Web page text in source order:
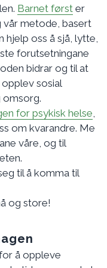
Barnet først er
vår metode, basert
hjelp oss å sjå, lytte,
forutsetningane
bidrar og til at
sosial
omsorg.
for psykisk helse,
om kvarandre. Me
våre, og til
til å komma til
og store!
å oppleve